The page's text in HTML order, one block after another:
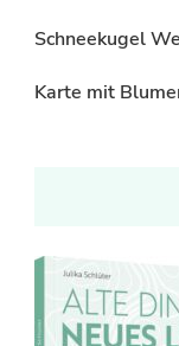
Schneekugel
Karte mit